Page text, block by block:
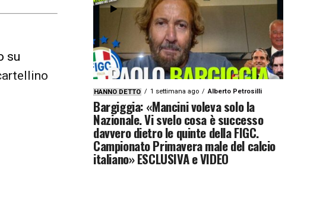
su
HANNO DETTO 1 settimana ago Alberto Petrosilli
Bargiggia: «Mancini voleva solo la
Nazionale. Vi svelo cosa è successo
davvero dietro le quinte della FIGC.
Campionato Primavera male del calcio
italiano» ESCLUSIVA e VIDEO